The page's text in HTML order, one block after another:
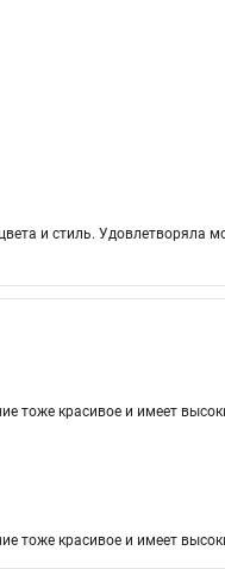
и стиль. Удовлетворяла
тоже красивое и имеет
тоже красивое и имеет